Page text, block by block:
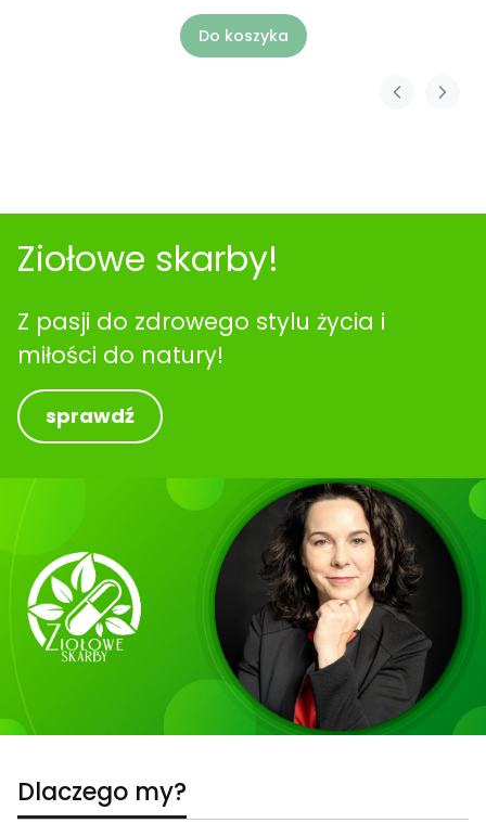
Do koszyka
Ziołowe skarby!
Z pasji do zdrowego stylu życia i
miłości do natury!
sprawdź
Dlaczego my?